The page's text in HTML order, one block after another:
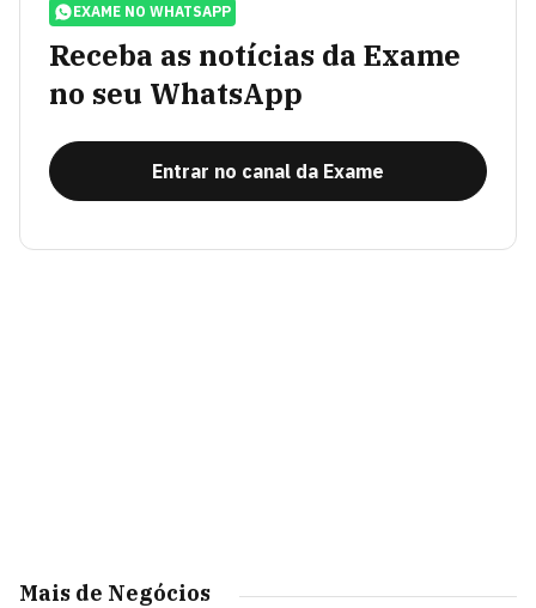
EXAME NO WHATSAPP
Receba as notícias da Exame
no seu WhatsApp
Entrar no canal da Exame
Mais de Negócios